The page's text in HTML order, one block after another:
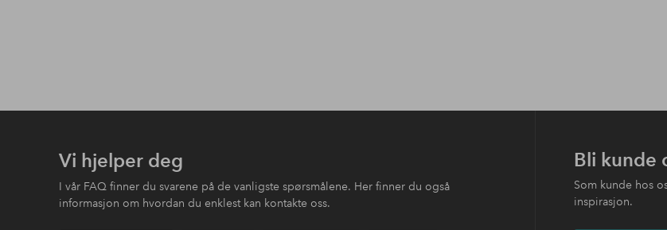
Vi hjelper deg
I vår FAQ finner du svarene på de vanligste spørsmålene. Her finner du også
informasjon om hvordan du enklest kan kontakte oss.
Bli kunde
Som kunde hos
inspirasjon.